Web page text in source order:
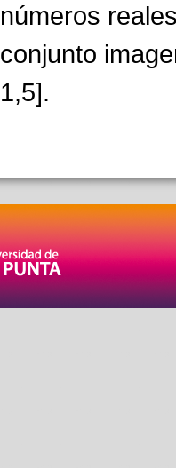
números
conjunto
1,5].